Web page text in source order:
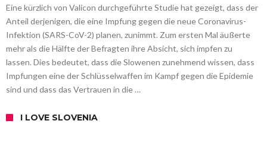
Eine kürzlich von Valicon durchgeführte Studie hat gezeigt, dass der
Anteil derjenigen, die eine Impfung gegen die neue Coronavirus-
Infektion (SARS-CoV-2) planen, zunimmt. Zum ersten Mal äußerte
mehr als die Hälfte der Befragten ihre Absicht, sich impfen zu
lassen. Dies bedeutet, dass die Slowenen zunehmend wissen, dass
Impfungen eine der Schlüsselwaffen im Kampf gegen die Epidemie
sind und dass das Vertrauen in die …
I LOVE SLOVENIA